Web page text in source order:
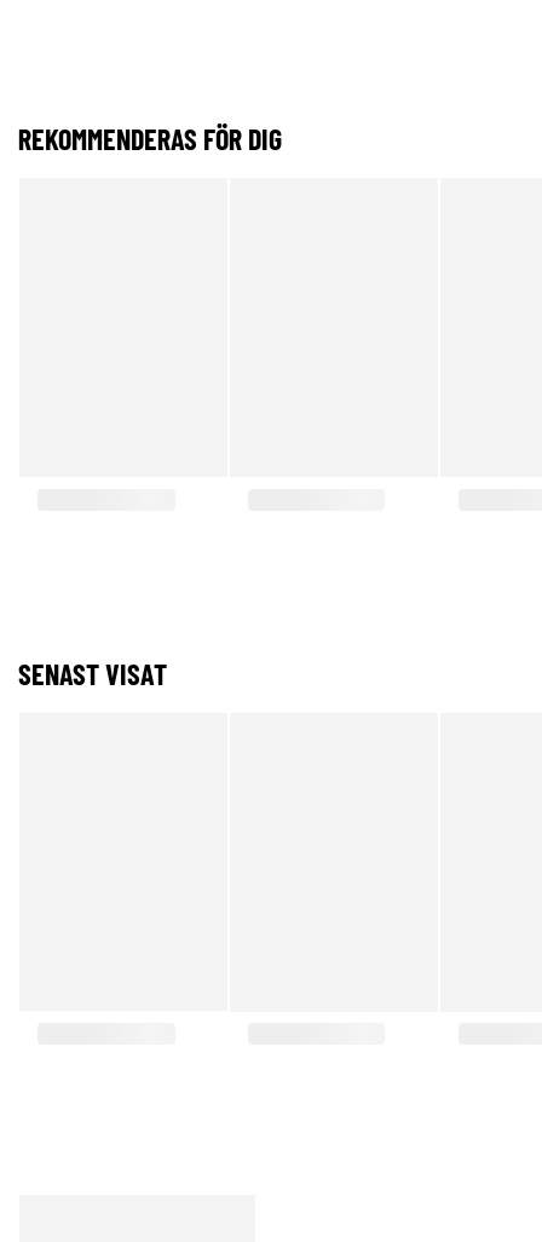
REKOMMENDERAS FÖR DIG
SENAST VISAT